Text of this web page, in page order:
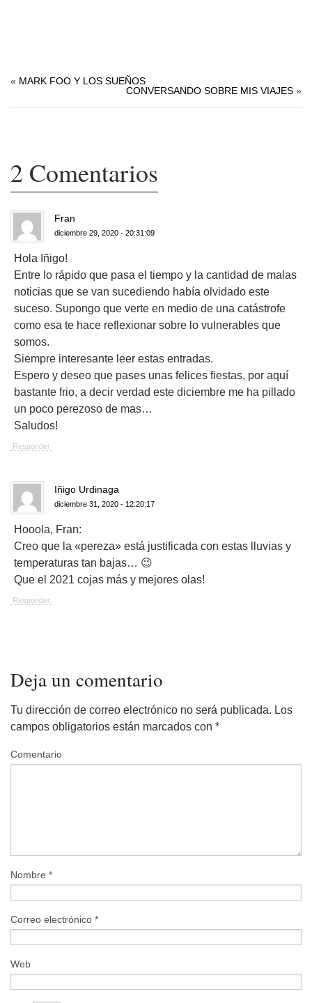
« MARK FOO Y LOS SUEÑOS
CONVERSANDO SOBRE MIS VIAJES »
2 Comentarios
Fran
diciembre 29, 2020 - 20:31:09
Hola Iñigo!
Entre lo rápido que pasa el tiempo y la cantidad de malas
noticias que se van sucediendo había olvidado este
suceso. Supongo que verte en medio de una catástrofe
como esa te hace reflexionar sobre lo vulnerables que
somos.
Siempre interesante leer estas entradas.
Espero y deseo que pases unas felices fiestas, por aquí
bastante frio, a decir verdad este diciembre me ha pillado
un poco perezoso de mas…
Saludos!
Responder
Iñigo Urdinaga
diciembre 31, 2020 - 12:20:17
Hooola, Fran:
Creo que la «pereza» está justificada con estas lluvias y
temperaturas tan bajas… 😉
Que el 2021 cojas más y mejores olas!
Responder
Deja un comentario
Tu dirección de correo electrónico no será publicada. Los
campos obligatorios están marcados con *
Comentario
Nombre *
Correo electrónico *
Web